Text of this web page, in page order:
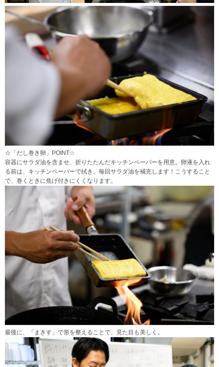
☆「だし巻き卵」POINT☆
容器にサラダ油を含ませ、折りたたんだキッチンペーパーを用意。卵液を入れ
る前は、キッチンペーパーで拭き、毎回サラダ油を補充します！こうすること
で、巻くときに焦げ付きにくくなります。
最後に、「まきす」で形を整えることで、見た目も美しく。